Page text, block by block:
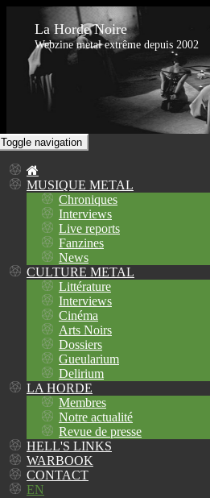
La Horde Noire
Webzine metal extrême depuis 2002
Toggle navigation
MUSIQUE METAL
Chroniques
Interviews
Live reports
Fanzines
News
CULTURE METAL
Littérature
Interviews
Cinéma
Arts Noirs
Dossiers
Gueularium
Delirium
LA HORDE
Membres
Notre actualité
Revue de presse
HELL'S LINKS
WARBOOK
CONTACT
EN